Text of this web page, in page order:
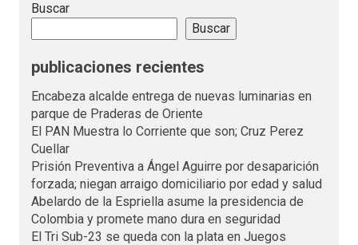
Buscar
Buscar
publicaciones recientes
Encabeza alcalde entrega de nuevas luminarias en
parque de Praderas de Oriente
El PAN Muestra lo Corriente que son; Cruz Perez
Cuellar
Prisión Preventiva a Ángel Aguirre por desaparición
forzada; niegan arraigo domiciliario por edad y salud
Abelardo de la Espriella asume la presidencia de
Colombia y promete mano dura en seguridad
El Tri Sub-23 se queda con la plata en Juegos